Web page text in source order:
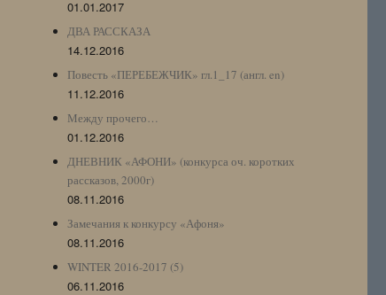
01.01.2017
ДВА РАССКАЗА
14.12.2016
Повесть «ПЕРЕБЕЖЧИК» гл.1_17 (англ. en)
11.12.2016
Между прочего…
01.12.2016
ДНЕВНИК «АФОНИ» (конкурса оч. коротких
рассказов, 2000г)
08.11.2016
Замечания к конкурсу «Афоня»
08.11.2016
WINTER 2016-2017 (5)
06.11.2016